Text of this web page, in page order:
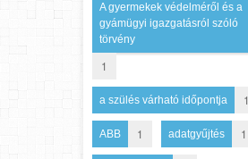
A gyermekek védelméről és a
gyámügyi igazgatásról szóló
törvény
1
a szülés várható időpontja 1
ABB 1 adatgyűjtés 1